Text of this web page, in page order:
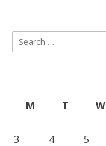
Search
for:
M
T W
3
4 5